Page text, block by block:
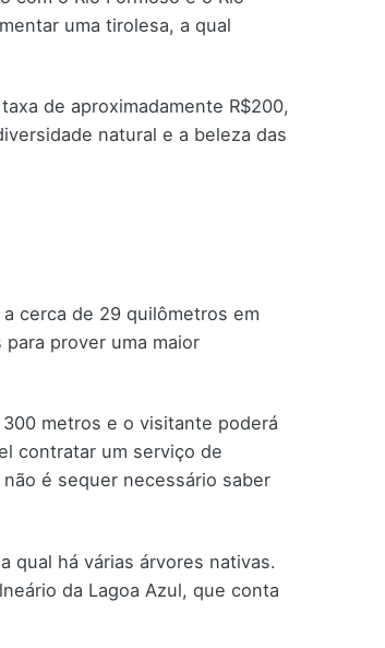
uma tirolesa, a qual
de aproximadamente R$200,
natural e a beleza das
cerca de 29 quilômetros em
prover uma maior
metros e o visitante poderá
contratar um serviço de
é sequer necessário saber
qual há várias árvores nativas.
da Lagoa Azul, que conta